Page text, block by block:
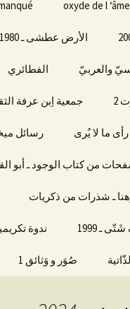
الأرض عطشى ـ 1980
والعربيّ الفطائري
2 جمعية اِبن عرفة
رأى ما لا يُرى رسائل
من كتاب الوجود ـ أبو
ـ شذرات من ذكريات
ـ 1999 ندوة
صُوَر و وَثائق 1